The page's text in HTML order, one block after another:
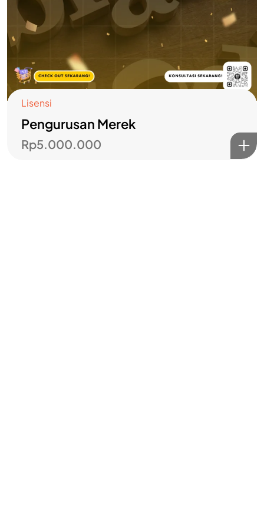
Lisensi
Pengurusan Merek
Rp5.000.000